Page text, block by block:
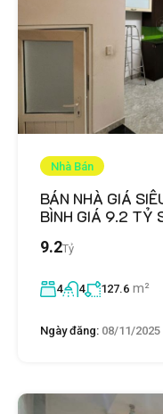
Nhà Bán
BÁN NHÀ GIÁ
BÌNH GIÁ 9.2 TỶ
9.2Tỷ
4 4 127.6 m²
Ngày đăng: 08/11/2025